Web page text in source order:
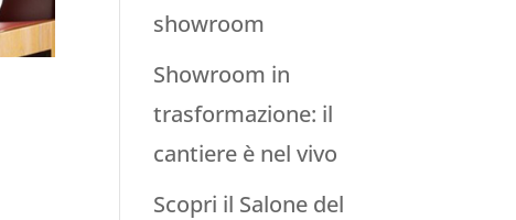
showroom
Showroom in
trasformazione: il
cantiere è nel vivo
Scopri il Salone del